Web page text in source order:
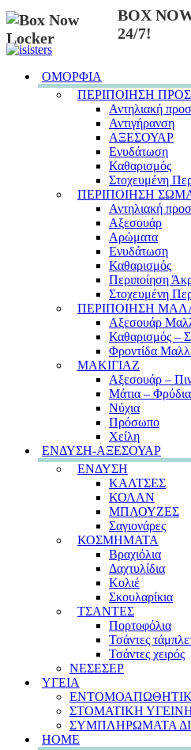
BOX
24/7!
ΟΜΟΡΦΙΑ
ΠΕΡΙΠΟΙΗΣΗ
Αντηλιακή
Αντιγήρανση
ΑΞΕΣΟΥΑΡ
Ενυδάτωση
Καθαρισμός
Στοχευμένη
ΠΕΡΙΠΟΙΗΣΗ
Αντηλιακή
Αξεσουάρ
Αρώματα
Ενυδάτωση
Καθαρισμός
Περιποίηση
Στοχευμένη
ΠΕΡΙΠΟΙΗΣΗ
Αξεσουάρ
Καθαρισμός –
Φροντίδα
ΜΑΚΙΓΙΑΖ
Αξεσουάρ –
Μάτια – Φρύδια
Νύχια
Πρόσωπο
Χείλη
ΕΝΔΥΣΗ-ΑΞΕΣΟΥΑΡ
ΕΝΔΥΣΗ
ΚΑΛΤΣΕΣ
ΚΟΛΑΝ
ΜΠΛΟΥΖΕΣ
Σαγιονάρες
ΚΟΣΜΗΜΑΤΑ
Βραχιόλια
Δαχτυλίδια
Κολιέ
Σκουλαρίκια
ΤΣΑΝΤΕΣ
Πορτοφόλια
Τσάντες
Τσάντες χειρός
ΝΕΣΕΣΕΡ
ΥΓΕΙΑ
ΣΤΟΜΑΤΙΚΗ
ΣΥΜΠΛΗΡΩΜΑΤΑ
HOME